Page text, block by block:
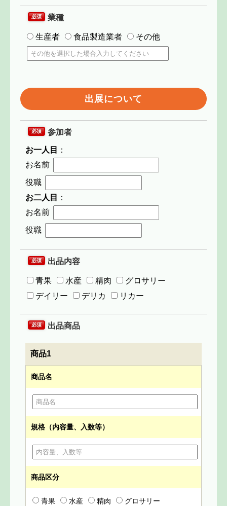
必須 業種
生産者 食品製造業者 その他
出展について
必須 参加者
お一人目
：
お名前
役職
お二人目
：
お名前
役職
必須 出品内容
青果 水産 精肉
グロサリー
デイリー
デリカ リカー
必須 出品商品
商品1
商品名
規格（内容量、入数等）
商品区分
青果 水産 精肉 グロサリー